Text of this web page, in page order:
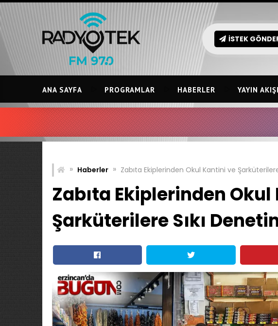
Skip
to
content
İSTEK
ANA SAYFA PROGRAMLAR HABERLER YAYIN AKIŞI
» Haberler » Zabıta Ekiplerinden Okul Kantini ve
Zabıta Ekiplerinden
Şarküterilere Sıkı